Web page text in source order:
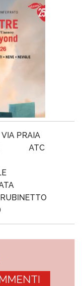
VIA PRAIA
ATC
RUBINETTO